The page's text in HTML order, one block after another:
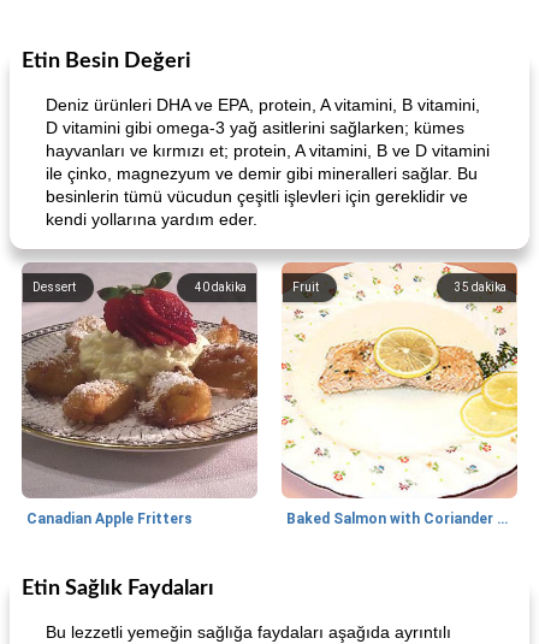
Etin Besin Değeri
Deniz ürünleri DHA ve EPA, protein, A vitamini, B vitamini,
D vitamini gibi omega-3 yağ asitlerini sağlarken; kümes
hayvanları ve kırmızı et; protein, A vitamini, B ve D vitamini
ile çinko, magnezyum ve demir gibi mineralleri sağlar. Bu
besinlerin tümü vücudun çeşitli işlevleri için gereklidir ve
kendi yollarına yardım eder.
40dakika
Dessert
Canadian Apple Fritters
35 dakika
Fruit
Baked Salmon with Coriander and Thyme
65dakika
Boneless Chicken Recipes
Etin Sağlık Faydaları
Bu lezzetli yemeğin sağlığa faydaları aşağıda ayrıntılı